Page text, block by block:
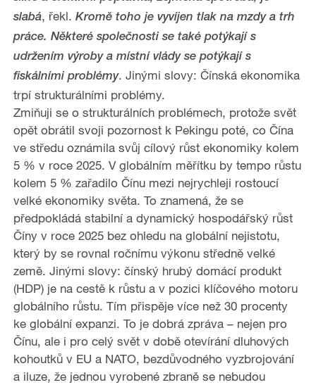
slabá, řekl. Kromě toho je vyvíjen tlak na mzdy a trh
práce. Některé společnosti se také potýkají s
udržením výroby a místní vlády se potýkají s
fiskálními problémy. Jinými slovy: Čínská ekonomika
trpí strukturálními problémy.
Zmiňuji se o strukturálních problémech, protože svět
opět obrátil svoji pozornost k Pekingu poté, co Čína
ve středu oznámila svůj cílový růst ekonomiky kolem
5 % v roce 2025. V globálním měřítku by tempo růstu
kolem 5 % zařadilo Čínu mezi nejrychleji rostoucí
velké ekonomiky světa. To znamená, že se
předpokládá stabilní a dynamický hospodářský růst
Číny v roce 2025 bez ohledu na globální nejistotu,
který by se rovnal ročnímu výkonu středně velké
země. Jinými slovy: čínský hrubý domácí produkt
(HDP) je na cestě k růstu a v pozici klíčového motoru
globálního růstu. Tím přispěje více než 30 procenty
ke globální expanzi. To je dobrá zpráva – nejen pro
Čínu, ale i pro celý svět v době otevírání dluhových
kohoutků v EU a NATO, bezdůvodného vyzbrojování
a iluze, že jednou vyrobené zbraně se nebudou